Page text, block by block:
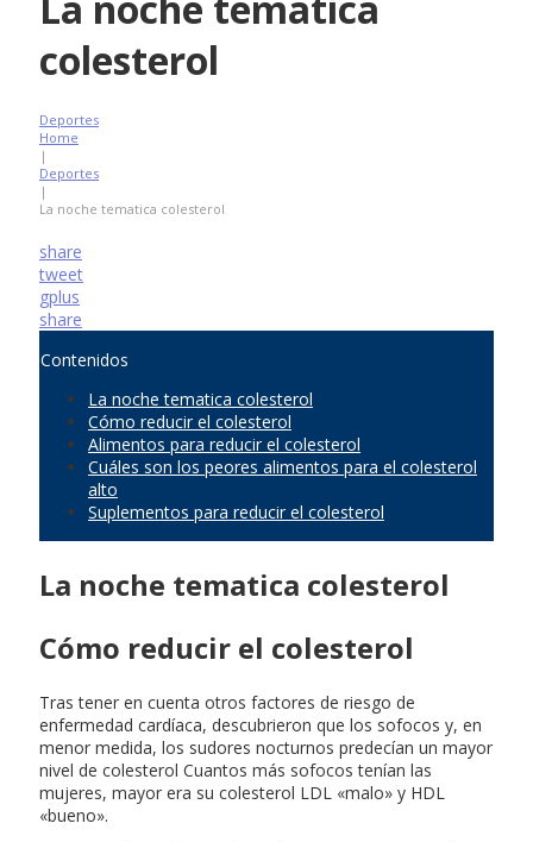
colesterol
Deportes
Home
|
Deportes
|
La noche tematica colesterol
share
tweet
gplus
share
Contenidos
La noche tematica colesterol
Cómo reducir el colesterol
Alimentos para reducir el colesterol
Cuáles son los peores alimentos para el colesterol
alto
Suplementos para reducir el colesterol
La noche tematica colesterol
Cómo reducir el colesterol
Tras tener en cuenta otros factores de riesgo de
enfermedad cardíaca, descubrieron que los sofocos y, en
menor medida, los sudores nocturnos predecían un mayor
nivel de colesterol Cuantos más sofocos tenían las
mujeres, mayor era su colesterol LDL «malo» y HDL
«bueno».